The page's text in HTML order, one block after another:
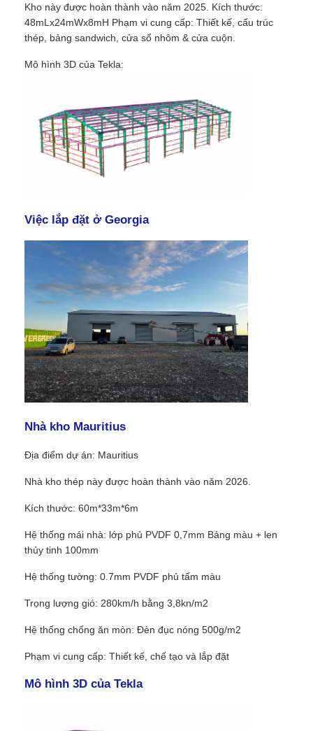
Kho này được hoàn thành vào năm 2025. Kích thước:
48mLx24mWx8mH Phạm vi cung cấp: Thiết kế, cấu trúc
thép, bảng sandwich, cửa sổ nhôm & cửa cuộn.
Mô hình 3D của Tekla:
Việc lắp đặt ở Georgia
Nhà kho Mauritius
Địa điểm dự án: Mauritius
Nhà kho thép này được hoàn thành vào năm 2026.
Kích thước: 60m*33m*6m
Hệ thống mái nhà: lớp phủ PVDF 0,7mm Bảng màu + len
thủy tinh 100mm
Hệ thống tường: 0.7mm PVDF phủ tấm màu
Trọng lượng gió: 280km/h bằng 3,8kn/m2
Hệ thống chống ăn mòn: Đèn đục nóng 500g/m2
Phạm vi cung cấp: Thiết kế, chế tạo và lắp đặt
Mô hình 3D của Tekla